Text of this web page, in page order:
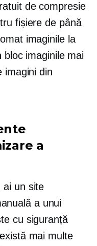
de compresie
fișiere de până
imaginile la
imaginile mai
imagini din
a
ai un site
a unui
cu siguranță
mai multe